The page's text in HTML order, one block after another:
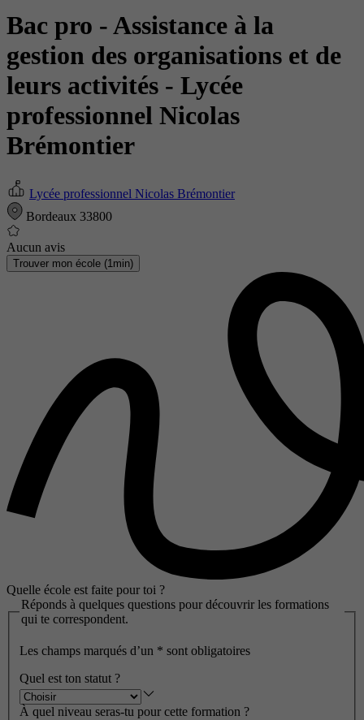
Bac pro - Assistance à la
gestion des organisations et de
leurs activités - Lycée
professionnel Nicolas
Brémontier
Lycée professionnel Nicolas Brémontier
Bordeaux 33800
Aucun avis
Trouver mon école (1min)
Quelle école est faite pour toi ?
Réponds à quelques questions pour découvrir les formations
qui te correspondent.
Les champs marqués d’un * sont obligatoires
Quel est ton statut ?
À quel niveau seras-tu pour cette formation ?